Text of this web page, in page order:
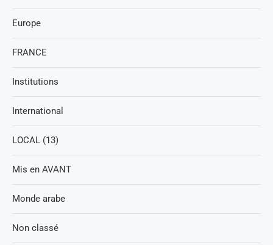
Europe
FRANCE
Institutions
International
LOCAL (13)
Mis en AVANT
Monde arabe
Non classé